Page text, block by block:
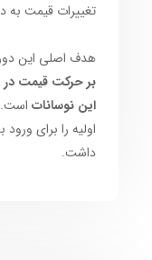
تغییرات قیمت به
هدف اصلی این
بر حرکت قیمت در
این نوسانات است.
اولیه را برای ورود
داشت.